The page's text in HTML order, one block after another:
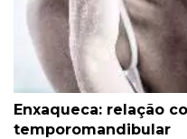
Enxaqueca: relação
temporomandibular